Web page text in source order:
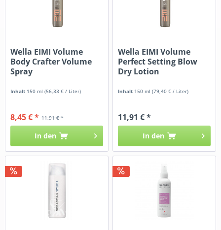
Wella EIMI Volume
Body Crafter Volume
Spray
Inhalt 150 ml(56,33 € / Liter)
11,91 € *
8,45 € *
In den
Wella EIMI Volume
Perfect Setting Blow
Dry Lotion
Inhalt 150 ml(79,40 € / Liter)
11,91 € *
In den